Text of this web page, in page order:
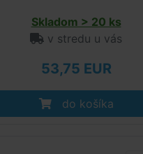
Skladom > 20 ks
v stredu u vás
53,75 EUR
do košíka